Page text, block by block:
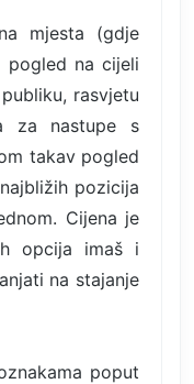
mjesta (gdje
pogled na cijeli
rasvjetu
za nastupe s
takav pogled
pozicija
Cijena je
opcija imaš i
na stajanje
poput